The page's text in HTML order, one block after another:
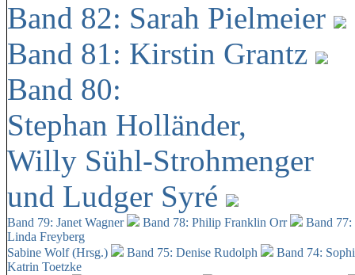
Band 82: Sarah Pielmeier
Band 81: Kirstin Grantz
Band 80:
Stephan Holländer,
Willy Sühl-Strohmenger
und Ludger Syré
Band 79: Janet Wagner Band 78: Philip Franklin Orr
Band
Linda Freyberg
Sabine Wolf (Hrsg.)
Band 75: Denise Rudolph
Band 74:
Katrin Toetzke